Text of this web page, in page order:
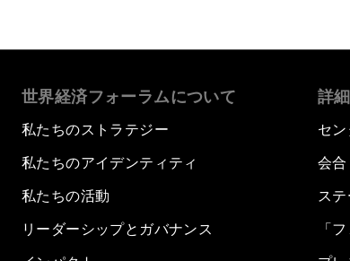
世界経済フォーラムについて
私たちのストラテジー
私たちのアイデンティティ
私たちの活動
リーダーシップとガバナンス
詳細
セン
会合
ス
「